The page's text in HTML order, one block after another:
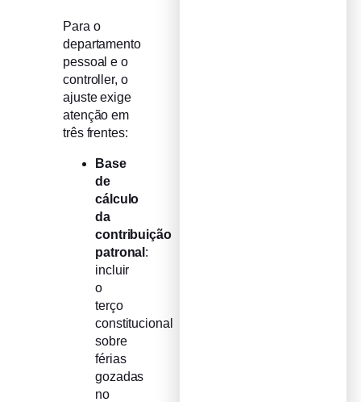
Para o
departamento
pessoal e o
controller, o
ajuste exige
atenção em
três frentes:
Base
de
cálculo
da
contribuição
patronal :
incluir
o
terço
constitucional
sobre
férias
gozadas
no